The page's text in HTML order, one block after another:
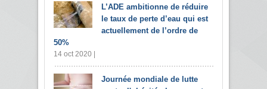
L’ADE ambitionne de réduire
le taux de perte d’eau qui est
actuellement de l’ordre de
50%
14 oct 2020 |
Journée mondiale de lutte